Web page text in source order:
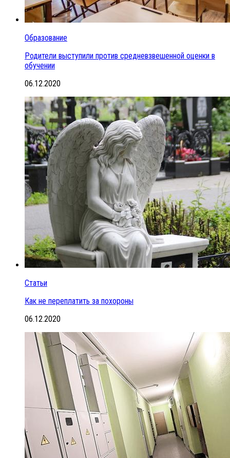
Образование
Родители выступили против средневзвешенной оценки в
обучении
06.12.2020
Статьи
Как не переплатить за похороны
06.12.2020